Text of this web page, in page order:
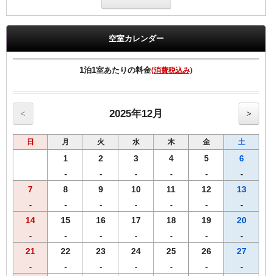
<客数により「定食スタイル」での提供となる場合がございます。>
◆ＶＯＤルームシアター全室設置（約150タイトル／1日1，000
円）。
◆館内コインランドリー完備で長期滞在にも便利。
空室カレンダー
1泊1室あたりの料金(消費税込み)
< 2025年12月 >
日 月 火 水 木 金 土
1
-
2
-
3
-
4
-
5
-
6
-
7
-
8
-
9
-
10
-
11
-
12
-
13
-
14
-
15
-
16
-
17
-
18
-
19
-
20
-
21
-
22
-
23
-
24
-
25
-
26
-
27
-